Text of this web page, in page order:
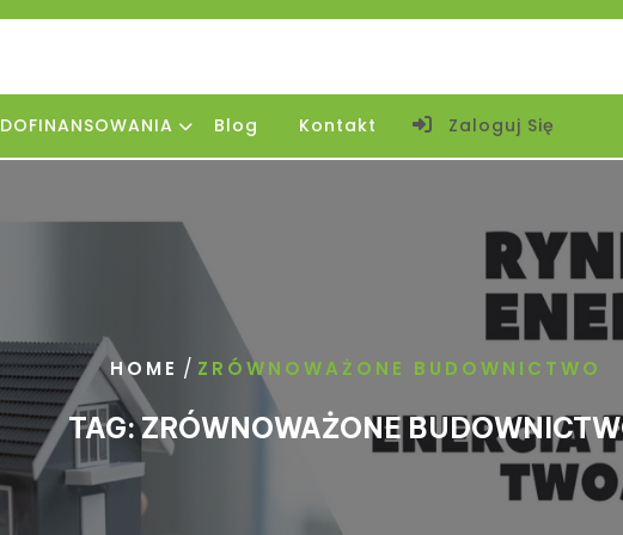
DOFINANSOWANIA Blog Kontakt Zaloguj Się
HOME / ZRÓWNOWAŻONE BUDOWNICTWO
TAG:ZRÓWNOWAŻONE